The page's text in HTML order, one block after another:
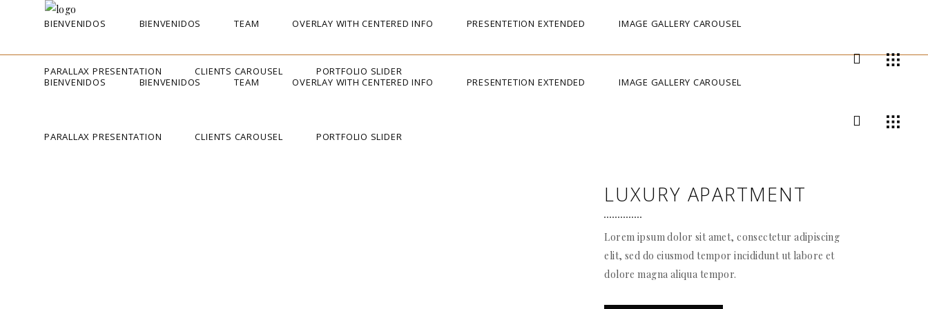
BIENVENIDOS BIENVENIDOS TEAM OVERLAY WITH CENTERED INFO PRESENTETION EXTENDED IMAGE GALLERY CAROUSEL
PARALLAX PRESENTATION CLIENTS CAROUSEL PORTFOLIO SLIDER
BIENVENIDOS BIENVENIDOS TEAM OVERLAY WITH CENTERED INFO PRESENTETION EXTENDED IMAGE GALLERY CAROUSEL
PARALLAX PRESENTATION CLIENTS CAROUSEL PORTFOLIO SLIDER
LUXURY APARTMENT
Lorem ipsum dolor sit amet, consectetur adipiscing
elit, sed do eiusmod tempor incididunt ut labore et
dolore magna aliqua tempor.